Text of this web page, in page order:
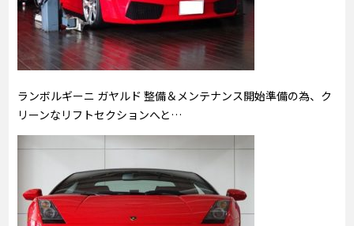
ランボルギーニ ガヤルド 整備＆メンテナンス開始準備の為、ク
リーンなリフトセクションへと…